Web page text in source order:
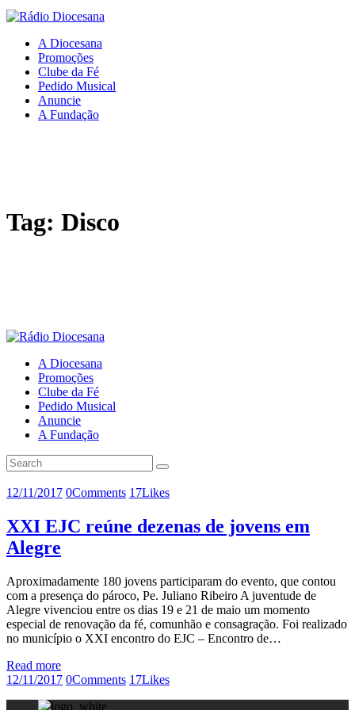
A Diocesana
Promoções
Clube da Fé
Pedido Musical
Anuncie
A Fundação
Tag: Disco
A Diocesana
Promoções
Clube da Fé
Pedido Musical
Anuncie
A Fundação
12/11/2017 0Comments 17Likes
XXI EJC reúne dezenas de jovens em
Alegre
Aproximadamente 180 jovens participaram do evento, que contou
com a presença do pároco, Pe. Juliano Ribeiro A juventude de
Alegre vivenciou entre os dias 19 e 21 de maio um momento
especial de renovação da fé, comunhão e consagração. Foi realizado
no município o XXI encontro do EJC – Encontro de…
Read more
12/11/2017 0Comments 17Likes